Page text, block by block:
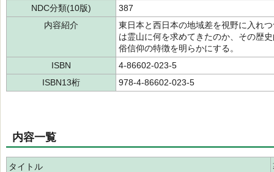
NDC分類(10版)
387
内容紹介
東日本と西日本の地域差を視野に入れ
は霊山に何を求めてきたのか、その歴
俗信仰の特徴を明らかにする。
ISBN
4-86602-023-5
ISBN13桁
978-4-86602-023-5
内容一覧
タイトル